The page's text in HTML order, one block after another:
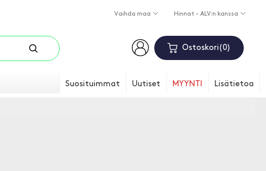
Vaihda maa Hinnat - ALV:n kanssa
Ostoskori 0
Suosituimmat Uutiset MYYNTI Lisätietoa